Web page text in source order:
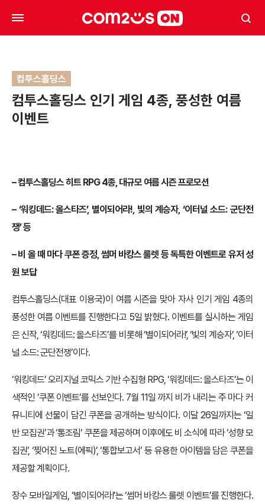
컴투스홀딩스
컴투스홀딩스 인기 게임 4종, 풍성한 여름
이벤트
–컴투스홀딩스 히트 RPG 4종,대규모 여름 시즌 프로모션
– ‘워킹데드: 올스타즈’, 별이되어라!, 빛의 계승자, ‘이터널 소드: 군단전
쟁’ 등
–비 올 때 마다 쿠폰 증정, 썸머 바캉스 룰렛 등 독특한 이벤트로 유저 성
원 보답
컴투스홀딩스(대표 이용국)이 여름 시즌을 맞아 자사 인기 게임 4종의
풍성한 여름 이벤트를 진행한다고 5일 밝혔다. 이벤트를 실시하는 게임
은 신작, ‘워킹데드: 올스타즈’를 비롯해 ‘별이되어라!’, ‘빛의 계승자’, ‘이터
널 소드: 군단전쟁’이다.
‘워킹데드’ 오리지널 코믹스 기반 수집형 RPG, ‘워킹데드: 올스타즈’는 이
색적인 ‘쿠폰 이벤트’를 선보인다. 7월 11일 까지 비가 내리는 주 마다 커
뮤니티에 선물이 담긴 쿠폰을 공개하는 방식이다. 이달 26일까지는 ‘일
반 모집권’과 ‘통조림’ 쿠폰을 제공하며 이후에도 비 소식에 따라 ‘성향 모
집권’, ‘찢어진 노트(에픽)’, ‘통합보고서’ 등 유용한 아이템을 담은 쿠폰을
제공할 계획이다.
장수 모바일게임, ‘별이되어라!’는 ‘썸머 바캉스 룰렛 이벤트’를 진행한다.